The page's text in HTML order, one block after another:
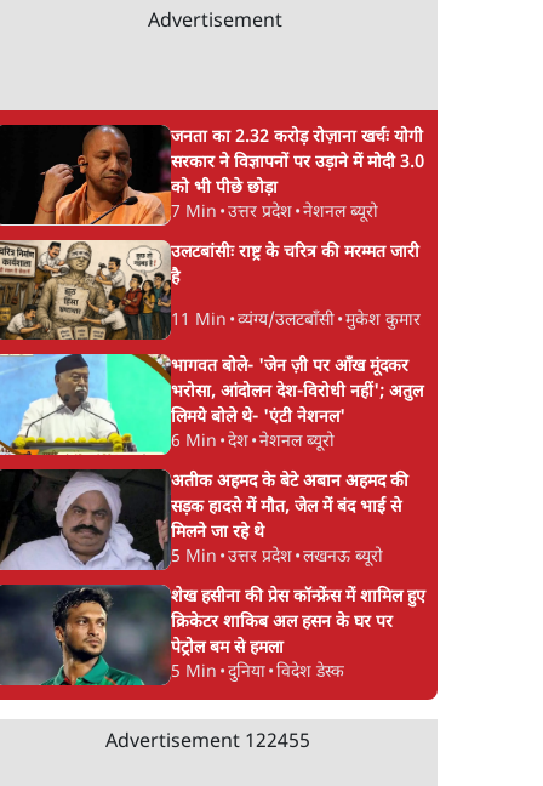
Advertisement
जनता का 2.32 करोड़ रोज़ाना खर्चः योगी
सरकार ने विज्ञापनों पर उड़ाने में मोदी 3.0
को भी पीछे छोड़ा
7 Min •उत्तर प्रदेश•नेशनल ब्यूरो
उलटबांसीः राष्ट्र के चरित्र की मरम्मत जारी
है
11 Min •व्यंग्य/उलटबाँसी•मुकेश कुमार
भागवत बोले- 'जेन ज़ी पर आँख मूंदकर
भरोसा, आंदोलन देश-विरोधी नहीं'; अतुल
लिमये बोले थे- 'एंटी नेशनल'
6 Min •देश•नेशनल ब्यूरो
अतीक अहमद के बेटे अबान अहमद की
सड़क हादसे में मौत, जेल में बंद भाई से
मिलने जा रहे थे
5 Min •उत्तर प्रदेश•लखनऊ ब्यूरो
शेख हसीना की प्रेस कॉन्फ्रेंस में शामिल हुए
क्रिकेटर शाकिब अल हसन के घर पर
पेट्रोल बम से हमला
5 Min •दुनिया•विदेश डेस्क
Advertisement 122455